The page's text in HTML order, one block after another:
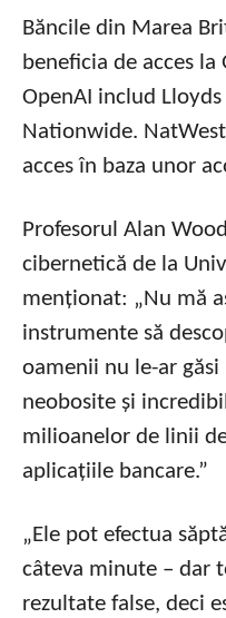
Băncile din Marea
beneficia de acces la
OpenAI includ Lloyds
Nationwide.
acces în baza unor
Profesorul Alan
cibernetică de la
menționat: „Nu mă
instrumente să
oamenii nu le-ar
neobosite și
milioanelor de linii
aplicațiile bancare.”
„Ele pot efectua
câteva minute – dar
rezultate false, deci